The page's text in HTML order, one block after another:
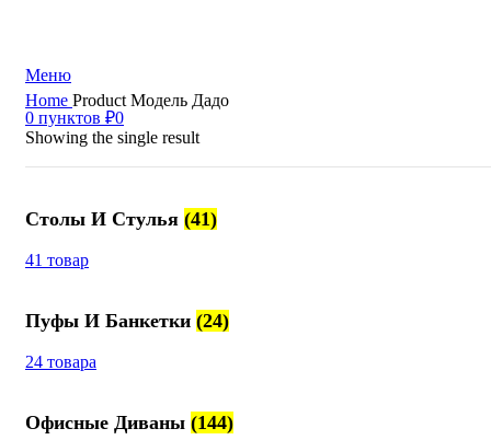
Меню
0 пунктов ₽0
Home Product Модель Дадо
Showing the single result
Столы И Стулья (41)
41 товар
Пуфы И Банкетки (24)
24 товара
Офисные Диваны (144)